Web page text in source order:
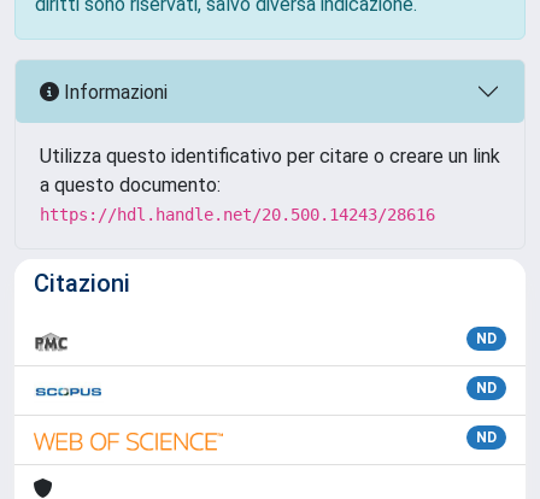
Informazioni
Utilizza questo identificativo per citare o creare un link
a questo documento:
https://hdl.handle.net/20.500.14243/28616
Citazioni
ND
ND
ND